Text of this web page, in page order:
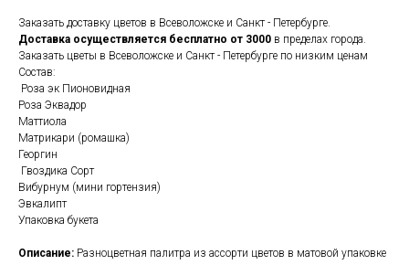
Заказать доставку цветов в Всеволожске и Санкт - Петербурге.
Доставка осуществляется бесплатно от 3000 в пределах города.
Заказать цветы в Всеволожске и Санкт - Петербурге по низким ценам
Состав:
Роза эк Пионовидная
Роза Эквадор
Маттиола
Матрикари (ромашка)
Георгин
Гвоздика Сорт
Вибурнум (мини гортензия)
Эвкалипт
Упаковка букета
Описание: Разноцветная палитра из ассорти цветов в матовой упаковке